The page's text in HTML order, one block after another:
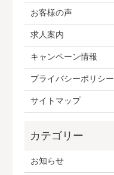
お客様の声
求人案内
キャンペーン情報
プライバシーポリシー
サイトマップ
お知らせ